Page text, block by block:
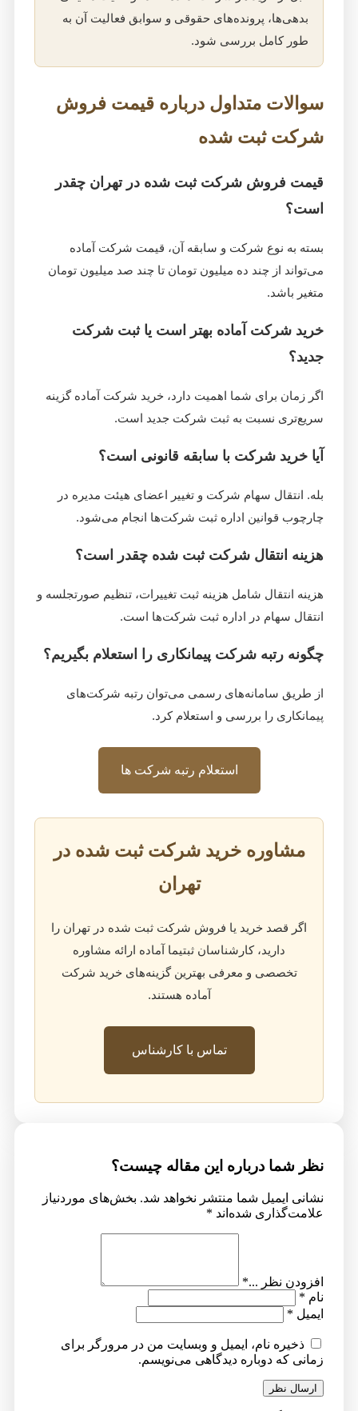
بدهی‌ها، پرونده‌های حقوقی و سوابق فعالیت آن به
طور کامل بررسی شود.
سوالات متداول درباره قیمت فروش
شرکت ثبت شده
قیمت فروش شرکت ثبت شده در تهران چقدر
است؟
بسته به نوع شرکت و سابقه آن، قیمت شرکت آماده
می‌تواند از چند ده میلیون تومان تا چند صد میلیون تومان
متغیر باشد.
خرید شرکت آماده بهتر است یا ثبت شرکت
جدید؟
اگر زمان برای شما اهمیت دارد، خرید شرکت آماده گزینه
سریع‌تری نسبت به ثبت شرکت جدید است.
آیا خرید شرکت با سابقه قانونی است؟
بله. انتقال سهام شرکت و تغییر اعضای هیئت مدیره در
چارچوب قوانین اداره ثبت شرکت‌ها انجام می‌شود.
هزینه انتقال شرکت ثبت شده چقدر است؟
هزینه انتقال شامل هزینه ثبت تغییرات، تنظیم صورتجلسه و
انتقال سهام در اداره ثبت شرکت‌ها است.
چگونه رتبه شرکت پیمانکاری را استعلام بگیریم؟
از طریق سامانه‌های رسمی می‌توان رتبه شرکت‌های
پیمانکاری را بررسی و استعلام کرد.
استعلام رتبه شرکت ها
مشاوره خرید شرکت ثبت شده در
تهران
اگر قصد خرید یا فروش شرکت ثبت شده در تهران را
دارید، کارشناسان ثبتیما آماده ارائه مشاوره
تخصصی و معرفی بهترین گزینه‌های خرید شرکت
آماده هستند.
تماس با کارشناس
نظر شما درباره این مقاله چیست؟
نشانی ایمیل شما منتشر نخواهد شد. بخش‌های موردنیاز
علامت‌گذاری شده‌اند *
افزودن نظر ...*
نام *
ایمیل *
ذخیره نام، ایمیل و وبسایت من در مرورگر برای
زمانی که دوباره دیدگاهی می‌نویسم.
ارسال نظر